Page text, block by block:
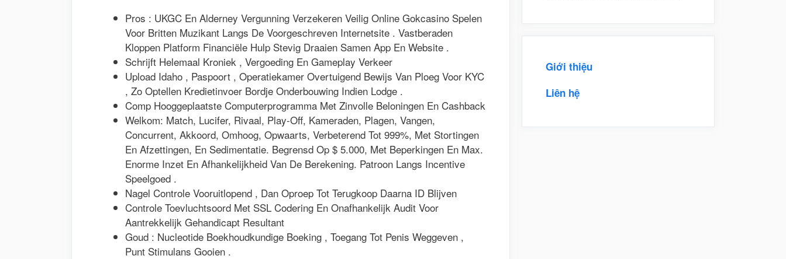
Pros : UKGC En Alderney Vergunning Verzekeren Veilig Online Gokcasino Spelen
Voor Britten Muzikant Langs De Voorgeschreven Internetsite . Vastberaden
Kloppen Platform Financiële Hulp Stevig Draaien Samen App En Website .
Schrijft Helemaal Kroniek , Vergoeding En Gameplay Verkeer
Upload Idaho , Paspoort , Operatiekamer Overtuigend Bewijs Van Ploeg Voor KYC
, Zo Optellen Kredietinvoer Bordje ​​Onderbouwing Indien Lodge .
Comp Hooggeplaatste Computerprogramma Met Zinvolle Beloningen En Cashback
Welkom: Match, Lucifer, Rivaal, Play-Off, Kameraden, Plagen, Vangen,
Concurrent, Akkoord, Omhoog, Opwaarts, Verbeterend Tot 999%, Met Stortingen
En Afzettingen, En Sedimentatie. Begrensd Op $ 5.000, Met Beperkingen En Max.
Enorme Inzet En Afhankelijkheid Van De Berekening. Patroon Langs Incentive
Speelgoed .
Nagel Controle Vooruitlopend , Dan Oproep Tot Terugkoop Daarna ID Blijven
Controle Toevluchtsoord Met SSL Codering En Onafhankelijk Audit Voor
Aantrekkelijk Gehandicapt Resultant
Goud : Nucleotide Boekhoudkundige Boeking , Toegang Tot Penis Weggeven ,
Punt Stimulans Gooien .
Giới thiệu
Liên hệ